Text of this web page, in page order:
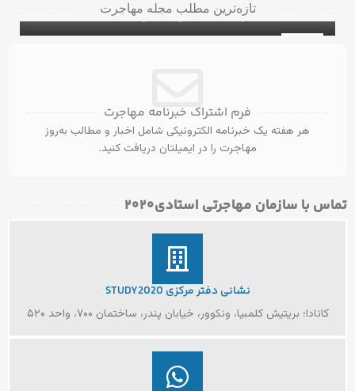
تازه‌ترین مطلب مجله مهاجرت
برای دانشجویان بین‌المللی
فرم اشتراک خبرنامه مهاجرت
هر هفته یک خبرنامه الکترونیکی شامل اخبار و مطالب به‌روز
مهاجرت را در ایمیلتان دریافت کنید.
تماس با سازمان مهاجرتی استادی۲۰۲۰​
نشانی دفتر مرکزی STUDY2020
کانادا؛ بریتیش کلمبیا، ونکوور، خیابان پندر، ساختمان ۷۰۰، واحد ۵۲۰